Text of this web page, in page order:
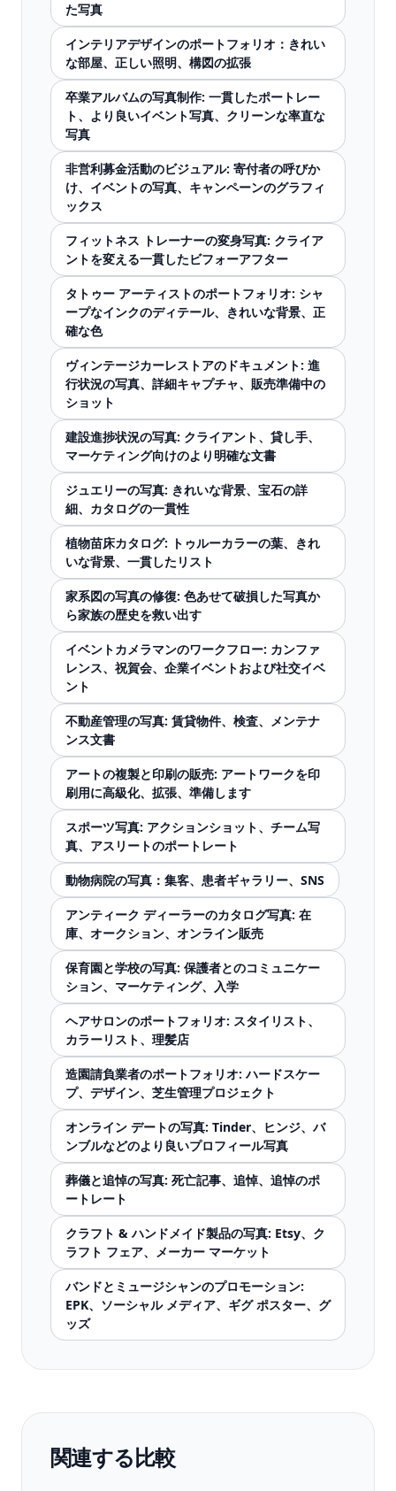
た写真
インテリアデザインのポートフォリオ：きれい
な部屋、正しい照明、構図の拡張
卒業アルバムの写真制作: 一貫したポートレー
ト、より良いイベント写真、クリーンな率直な
写真
非営利募金活動のビジュアル: 寄付者の呼びか
け、イベントの写真、キャンペーンのグラフィ
ックス
フィットネス トレーナーの変身写真: クライア
ントを変える一貫したビフォーアフター
タトゥー アーティストのポートフォリオ: シャ
ープなインクのディテール、きれいな背景、正
確な色
ヴィンテージカーレストアのドキュメント: 進
行状況の写真、詳細キャプチャ、販売準備中の
ショット
建設進捗状況の写真: クライアント、貸し手、
マーケティング向けのより明確な文書
ジュエリーの写真: きれいな背景、宝石の詳
細、カタログの一貫性
植物苗床カタログ: トゥルーカラーの葉、きれ
いな背景、一貫したリスト
家系図の写真の修復: 色あせて破損した写真か
ら家族の歴史を救い出す
イベントカメラマンのワークフロー: カンファ
レンス、祝賀会、企業イベントおよび社交イベ
ント
不動産管理の写真: 賃貸物件、検査、メンテナ
ンス文書
アートの複製と印刷の販売: アートワークを印
刷用に高級化、拡張、準備します
スポーツ写真: アクションショット、チーム写
真、アスリートのポートレート
動物病院の写真：集客、患者ギャラリー、SNS
アンティーク ディーラーのカタログ写真: 在
庫、オークション、オンライン販売
保育園と学校の写真: 保護者とのコミュニケー
ション、マーケティング、入学
ヘアサロンのポートフォリオ: スタイリスト、
カラーリスト、理髪店
造園請負業者のポートフォリオ: ハードスケー
プ、デザイン、芝生管理プロジェクト
オンライン デートの写真: Tinder、ヒンジ、バ
ンブルなどのより良いプロフィール写真
葬儀と追悼の写真: 死亡記事、追悼、追悼のポ
ートレート
クラフト & ハンドメイド製品の写真: Etsy、ク
ラフト フェア、メーカー マーケット
バンドとミュージシャンのプロモーション:
EPK、ソーシャル メディア、ギグ ポスター、グ
ッズ
関連する比較